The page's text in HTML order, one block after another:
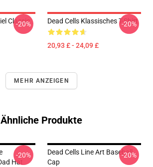
Classic
-20% Dead Cells Klassisches T-Shirt
20,93 £ - 24,09 £
-20%
MEHR ANZEIGEN
Ähnliche Produkte
Hat
-20%
Dead Cells Line Art Baseball
Cap
-20%